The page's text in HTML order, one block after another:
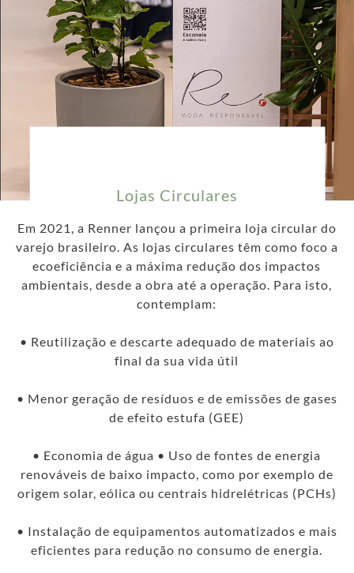
Lojas Circulares
Em 2021, a Renner lançou a primeira loja circular do
varejo brasileiro. As lojas circulares têm como foco a
ecoeficiência e a máxima redução dos impactos
ambientais, desde a obra até a operação. Para isto,
contemplam:
• Reutilização e descarte adequado de materiais ao
final da sua vida útil
• Menor geração de resíduos e de emissões de gases
de efeito estufa (GEE)
• Economia de água • Uso de fontes de energia
renováveis de baixo impacto, como por exemplo de
origem solar, eólica ou centrais hidrelétricas (PCHs)
• Instalação de equipamentos automatizados e mais
eficientes para redução no consumo de energia.